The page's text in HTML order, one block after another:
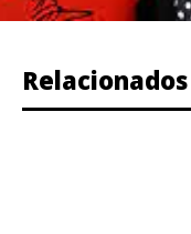
Relacionados